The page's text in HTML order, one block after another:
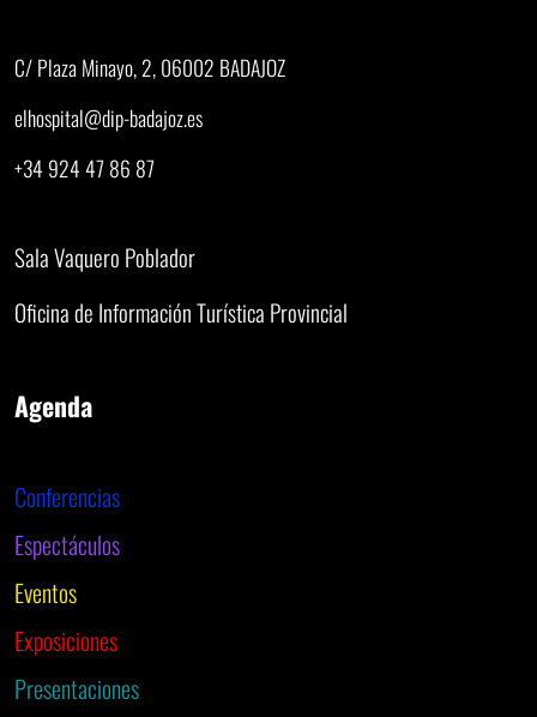
C/ Plaza Minayo, 2, 06002 BADAJOZ
elhospital@dip-badajoz.es
+34 924 47 86 87
Sala Vaquero Poblador
Oficina de Información Turística Provincial
Agenda
Conferencias
Espectáculos
Eventos
Exposiciones
Presentaciones